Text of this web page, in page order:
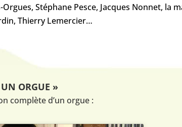
Orgues, Stéphane Pesce, Jacques Nonnet, la
Thierry Lemercier…
ORGUE »
complète d’un orgue :